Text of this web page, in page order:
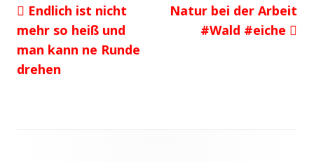
Beitragsnavigation
Vorheriger
Beitrag:
Endlich ist nicht
mehr so heiß und
man kann ne Runde
drehen
Nächster
Beitrag
Natur bei der Arbeit
#Wald #eiche